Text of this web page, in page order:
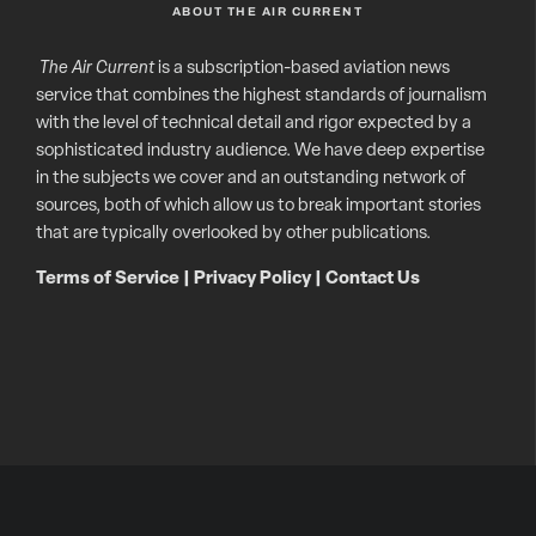
ABOUT THE AIR CURRENT
The Air Currentis a subscription-based aviation news
service that combines the highest standards of journalism
with the level of technical detail and rigor expected by a
sophisticated industry audience. We have deep expertise
in the subjects we cover and an outstanding network of
sources, both of which allow us to break important stories
that are typically overlooked by other publications.
Terms of Service Privacy Policy| Contact Us